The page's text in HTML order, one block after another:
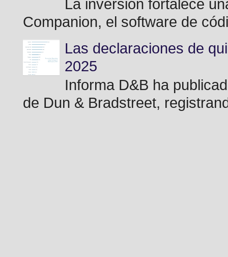
La inversión fortalece
Companion, el software de
Las declaraciones de
2025
Informa D&B ha
de Dun & Bradstreet,